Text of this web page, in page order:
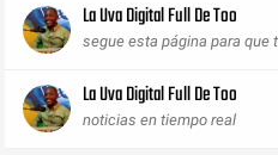
La Uva Digital Full De Too
segue esta página para que
La Uva Digital Full De Too
noticias en tiempo real